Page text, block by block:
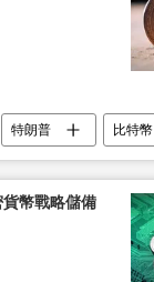
特朗普
比特幣
幣戰略儲備